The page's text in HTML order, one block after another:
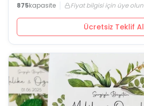
875kapasite Fiyat bilgisi için üye olun
Ücretsiz Teklif Al